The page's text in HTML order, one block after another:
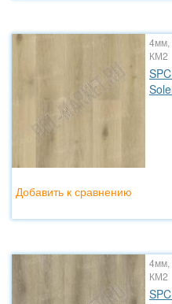
4мм,
КМ2
Добавить к сравнению
4мм,
КМ2